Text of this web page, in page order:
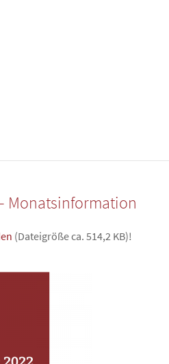
Monatsinformation
(Dateigröße ca. 514,2 KB)!